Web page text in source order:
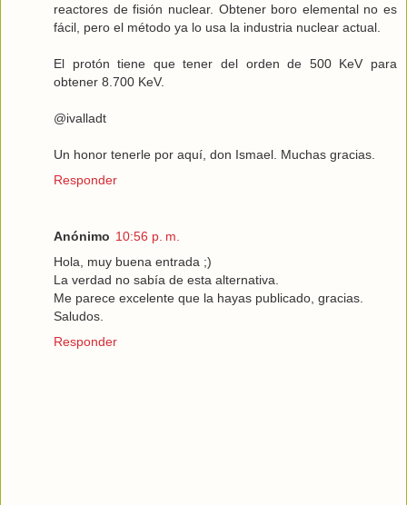
reactores de fisión nuclear. Obtener boro elemental no es
fácil, pero el método ya lo usa la industria nuclear actual.
El protón tiene que tener del orden de 500 KeV para
obtener 8.700 KeV.
@ivalladt
Un honor tenerle por aquí, don Ismael. Muchas gracias.
Responder
Anónimo 10:56 p. m.
Hola, muy buena entrada ;)
La verdad no sabía de esta alternativa.
Me parece excelente que la hayas publicado, gracias.
Saludos.
Responder